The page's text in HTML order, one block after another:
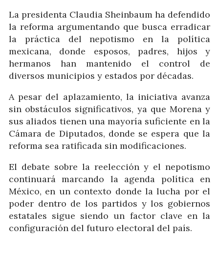
La presidenta Claudia Sheinbaum ha defendido
la reforma argumentando que busca erradicar
la práctica del nepotismo en la política
mexicana, donde esposos, padres, hijos y
hermanos han mantenido el control de
diversos municipios y estados por décadas.
A pesar del aplazamiento, la iniciativa avanza
sin obstáculos significativos, ya que Morena y
sus aliados tienen una mayoría suficiente en la
Cámara de Diputados, donde se espera que la
reforma sea ratificada sin modificaciones.
El debate sobre la reelección y el nepotismo
continuará marcando la agenda política en
México, en un contexto donde la lucha por el
poder dentro de los partidos y los gobiernos
estatales sigue siendo un factor clave en la
configuración del futuro electoral del país.